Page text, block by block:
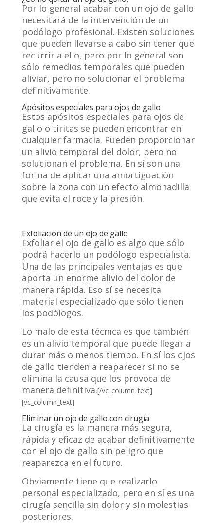
Por lo general acabar con un ojo de gallo
necesitará de la intervención de un
podólogo profesional. Existen soluciones
que pueden llevarse a cabo sin tener que
recurrir a ello, pero por lo general son
sólo remedios temporales que pueden
aliviar, pero no solucionar el problema
definitivamente.
Apósitos especiales para ojos de gallo
Estos apósitos especiales para ojos de
gallo o tiritas se pueden encontrar en
cualquier farmacia. Pueden proporcionar
un alivio temporal del dolor, pero no
solucionan el problema. En sí son una
forma de aplicar una amortiguación
sobre la zona con un efecto almohadilla
que evita el roce y la presión.
Exfoliación de un ojo de gallo
Exfoliar el ojo de gallo es algo que sólo
podrá hacerlo un podólogo especialista.
Una de las principales ventajas es que
aporta un enorme alivio del dolor de
manera rápida. Eso sí se necesita
material especializado que sólo tienen
los podólogos.
Lo malo de esta técnica es que también
es un alivio temporal que puede llegar a
durar más o menos tiempo. En sí los ojos
de gallo tienden a reaparecer si no se
elimina la causa que los provoca de
manera definitiva.[/vc_column_text]
[vc_column_text]
Eliminar un ojo de gallo con cirugía
La cirugía es la manera más segura,
rápida y eficaz de acabar definitivamente
con el ojo de gallo sin peligro que
reaparezca en el futuro.
Obviamente tiene que realizarlo
personal especializado, pero en sí es una
cirugía sencilla sin dolor y sin molestias
posteriores.